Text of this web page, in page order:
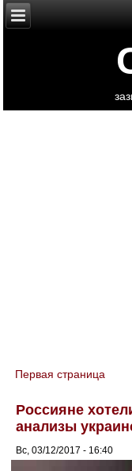
You are here
Первая страница
Россияне
анализы
Вс, 03/12/2017 - 16:40